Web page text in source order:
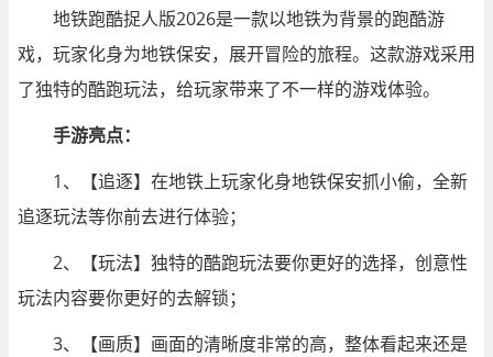
地铁跑酷捉人版2026是一款以地铁为背景的跑酷游
戏，玩家化身为地铁保安，展开冒险的旅程。这款游戏采用
了独特的酷跑玩法，给玩家带来了不一样的游戏体验。
手游亮点：
1、【追逐】在地铁上玩家化身地铁保安抓小偷，全新
追逐玩法等你前去进行体验；
2、【玩法】独特的酷跑玩法要你更好的选择，创意性
玩法内容要你更好的去解锁；
3、【画质】画面的清晰度非常的高，整体看起来还是